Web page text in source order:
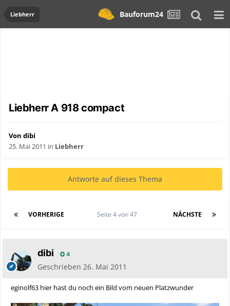
Liebherr Bauforum24
Liebherr A 918 compact
Von dibi
25. Mai 2011 in Liebherr
Antworte auf dieses Thema
VORHERIGE NÄCHSTE
Seite 4 von 47
dibi 4
Geschrieben 26. Mai 2011
eginolf63 hier hast du noch ein Bild vom neuen Platzwunder